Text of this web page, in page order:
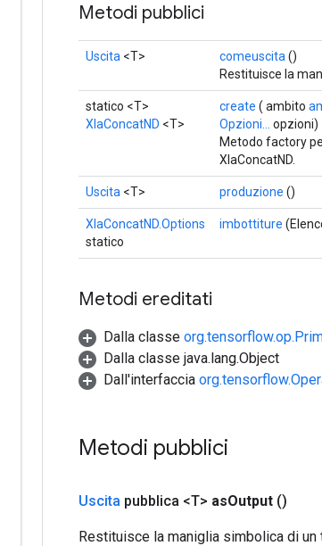
Metodi pubblici
Uscita <T> comeuscita ()
Restituisce la
statico <T>
XlaConcatND <T>
create ( ambito
Opzioni...
opzioni)
Metodo factory
XlaConcatND.
Uscita <T> produzione ()
XlaConcatND.Options
statico
imbottiture
Metodi ereditati
Dalla classe
Dalla classe java.lang.Object
Dall'interfaccia
Metodi pubblici
Uscita pubblica <T> asOutput ()
Restituisce la maniglia simbolica di un